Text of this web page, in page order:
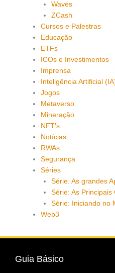
Waves
ZCash
Cursos e Palestras
Educação
ETFs
ICOs e Investimentos
Imprensa
Inteligência Artificial
Jogos
Metaverso
Mineração
NFT's
Notícias
RWAs
Segurança
Séries
Série: As grandes
Série: As Principais
Série: Iniciando no
Web3
Guia Básico